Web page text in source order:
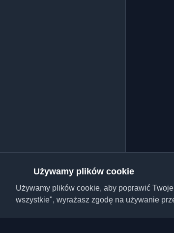
Używamy plików cookie
Używamy plików cookie, aby poprawić
wszystkie", wyrażasz zgodę na używanie